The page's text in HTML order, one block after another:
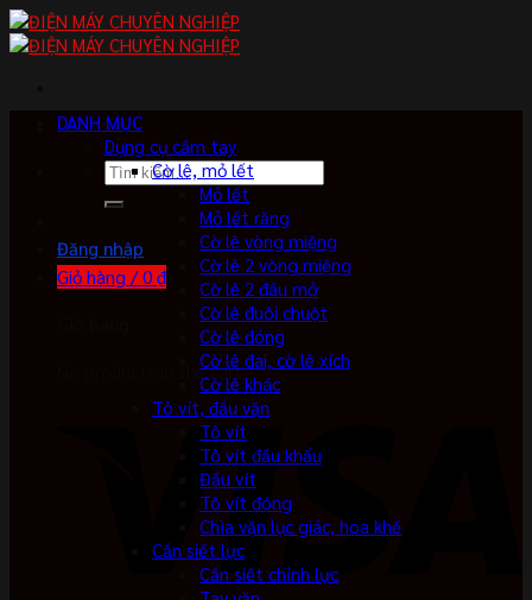
Skip
to
Tìm
kiếm:
Đăng nhập
Giỏ hàng /0 ₫
No products in the cart.
DANH MỤC
Dụng cụ cầm tay
Cờ lê, mỏ lết
Mỏ lết
Mỏ lết răng
Cờ lê vòng miệng
Cờ lê 2 vòng miệng
Cờ lê 2 đầu mở
Cờ lê đuôi chuột
Cờ lê đóng
Cờ lê đai, cờ lê xích
Cờ lê khác
Tô vít, đầu vặn
Tô vít
Tô vít đầu khẩu
Đầu vít
Tô vít đóng
Chìa vặn lục giác, hoa khế
Cần siết lực
Cần siết chỉnh lực